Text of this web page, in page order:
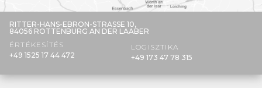
RITTER-HANS-EBRON-STRASSE 10,
84056 ROTTENBURG AN DER LAABER
ÉRTÉKESÍTÉS
+49 1525 17 44 472
LOGISZTIKA
+49 173 47 78 315